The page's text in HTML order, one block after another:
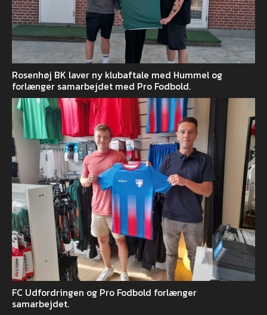
Rosenhøj BK laver ny klubaftale med Hummel og
forlænger samarbejdet med Pro Fodbold.
FC Udfordringen og Pro Fodbold forlænger
samarbejdet.